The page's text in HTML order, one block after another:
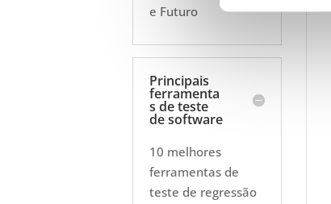
e Futuro
Principais
ferramenta
s de teste
de software
10 melhores
ferramentas de
teste de regressão